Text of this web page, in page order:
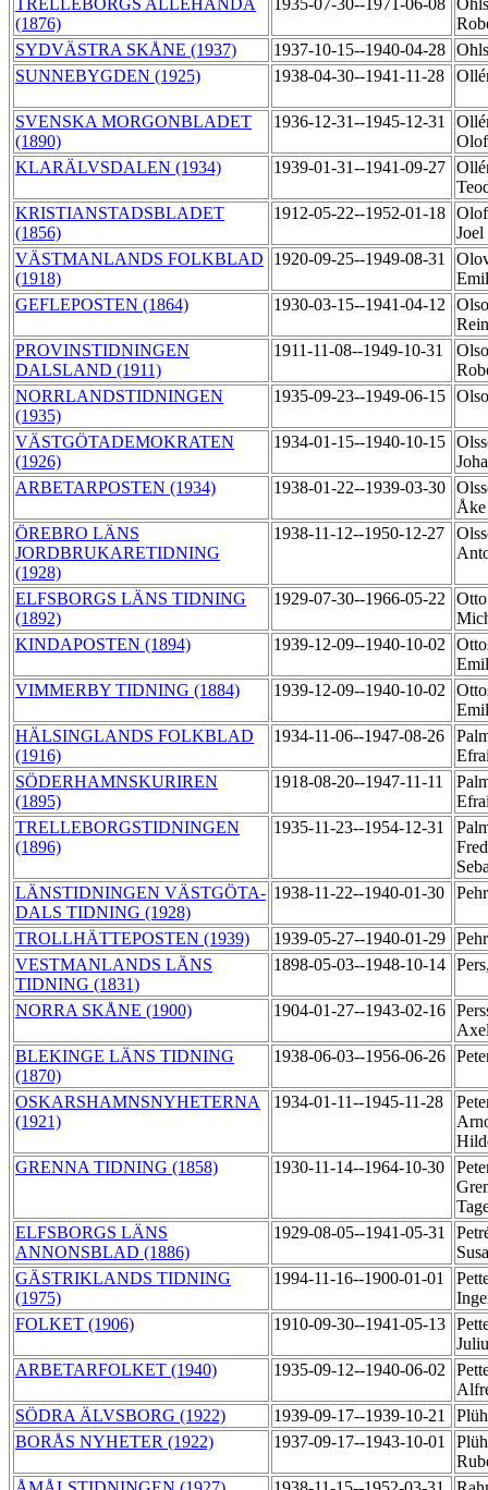
TRELLEBORGS ALLEHANDA
(1876)
1935-07-30--1971-06-08
SYDVÄSTRA SKÅNE (1937)
1937-10-15--1940-04-28
SUNNEBYGDEN (1925)
1938-04-30--1941-11-28
SVENSKA MORGONBLADET
(1890)
1936-12-31--1945-12-31
KLARÄLVSDALEN (1934)
1939-01-31--1941-09-27
KRISTIANSTADSBLADET
(1856)
1912-05-22--1952-01-18
Joel
VÄSTMANLANDS FOLKBLAD
(1918)
1920-09-25--1949-08-31
GEFLEPOSTEN (1864)
1930-03-15--1941-04-12
PROVINSTIDNINGEN
DALSLAND (1911)
1911-11-08--1949-10-31
NORRLANDSTIDNINGEN
(1935)
1935-09-23--1949-06-15
VÄSTGÖTADEMOKRATEN
(1926)
1934-01-15--1940-10-15
ARBETARPOSTEN (1934)
1938-01-22--1939-03-30
ÖREBRO LÄNS
JORDBRUKARETIDNING
(1928)
1938-11-12--1950-12-27
ELFSBORGS LÄNS TIDNING
(1892)
1929-07-30--1966-05-22
KINDAPOSTEN (1894)
1939-12-09--1940-10-02
VIMMERBY TIDNING (1884)
1939-12-09--1940-10-02
HÄLSINGLANDS FOLKBLAD
(1916)
1934-11-06--1947-08-26
SÖDERHAMNSKURIREN
(1895)
1918-08-20--1947-11-11
TRELLEBORGSTIDNINGEN
(1896)
1935-11-23--1954-12-31
LÄNSTIDNINGEN VÄSTGÖTA-
DALS TIDNING (1928)
1938-11-22--1940-01-30
TROLLHÄTTEPOSTEN (1939) 1939-05-27--1940-01-29
VESTMANLANDS LÄNS
TIDNING (1831)
1898-05-03--1948-10-14
NORRA SKÅNE (1900) 1904-01-27--1943-02-16
BLEKINGE LÄNS TIDNING
(1870)
1938-06-03--1956-06-26
OSKARSHAMNSNYHETERNA
(1921)
1934-01-11--1945-11-28
GRENNA TIDNING (1858)
1930-11-14--1964-10-30
ELFSBORGS LÄNS
ANNONSBLAD (1886)
1929-08-05--1941-05-31
GÄSTRIKLANDS TIDNING
(1975)
1994-11-16--1900-01-01
FOLKET (1906)
1910-09-30--1941-05-13
ARBETARFOLKET (1940)
1935-09-12--1940-06-02
SÖDRA ÄLVSBORG (1922)
1939-09-17--1939-10-21
BORÅS NYHETER (1922)
1937-09-17--1943-10-01